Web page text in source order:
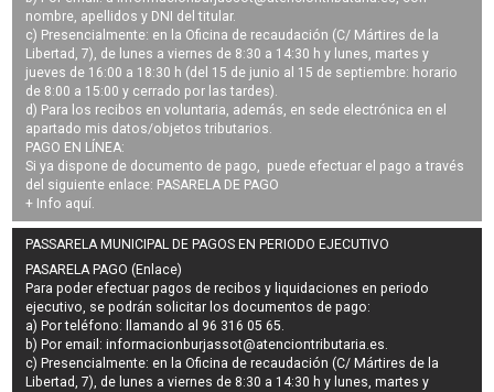
nombre, apellidos y DNI del titular.
c) Presencialmente: en la Oficina de recaudación (C/ Mártires de la
Libertad, 7), de lunes a viernes de 8:30 a 14:30 h y lunes, martes y
jueves de 16:00 a 18:30 h (del 15 de junio al 15 de septiembre: horario
de 8:00 a 15:00 y cerrado por las tardes).
d) Para los recibos en voluntaria, además, en sede electrónica en el
apartado mis datos/objetos tributarios.
PAGO EN LÍNEA:
Si ya dispone de documento de pago, puede efectuar el pago a través
del siguiente enlace: PASARELA DE PAGO
+ Info aquí.
PASSARELA MUNICIPAL DE PAGOS EN PERIODO EJECUTIVO
PASARELA PAGO (Enlace)
Para poder efectuar pagos derecibos y liquidaciones en periodo
ejecutivo, se podrán solicitar los documentos de pago:
a) Por teléfono: llamando al 96 316 05 65.
b) Por email:informacionburjassot@atenciontributaria.es.
c) Presencialmente: en la Oficina de recaudación (C/ Mártires de la
Libertad, 7), de lunes a viernes de 8:30 a 14:30 h y lunes, martes y